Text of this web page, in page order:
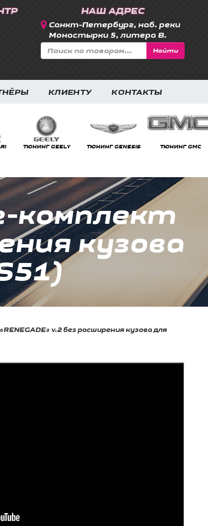
НАШ АДРЕС
Санкт-Петербург, наб. реки
Монастырки 5, литера В.
Найти
КЛИЕНТУ КОНТАКТЫ
ТЮНИНГ GEELY ТЮНИНГ GENESIS ТЮНИНГ GMC
комплект
кузова
v.2 без расширения кузова для